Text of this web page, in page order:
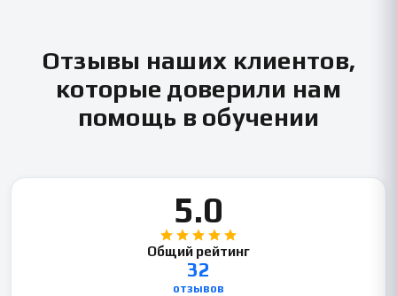
Отзывы наших клиентов,
которые доверили нам
помощь в обучении
5.0
Общий рейтинг
32
отзывов